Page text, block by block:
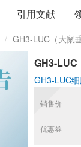
引用文献
GH3-LUC（大鼠
GH3-LUC
GH3-LUC
销售价
优惠券